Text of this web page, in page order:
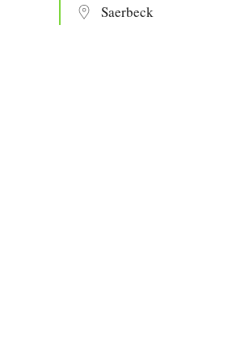
Saerbeck